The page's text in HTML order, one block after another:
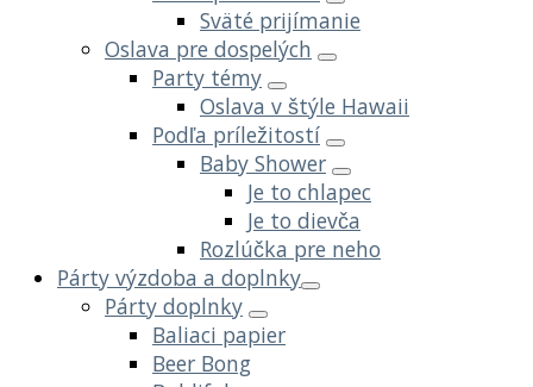
Sväté prijímanie
Oslava pre dospelých
Party témy
Oslava v štýle Hawaii
Podľa príležitostí
Baby Shower
Je to chlapec
Je to dievča
Rozlúčka pre neho
Párty výzdoba a doplnky
Párty doplnky
Baliaci papier
Beer Bong